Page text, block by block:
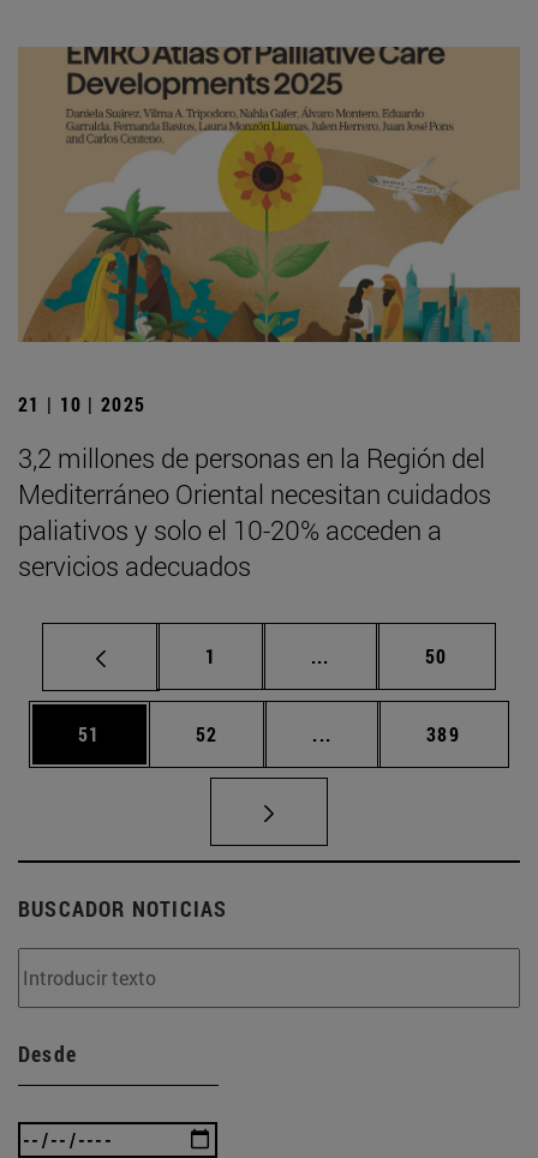
21 | 10 | 2025
3,2 millones de personas en la Región del
Mediterráneo Oriental necesitan cuidados
paliativos y solo el 10-20% acceden a
servicios adecuados
Página
1 ... Páginas intermedias
Página
50
Página
51 Página
52 ... Páginas intermedias
Página
389
BUSCADOR NOTICIAS
Desde